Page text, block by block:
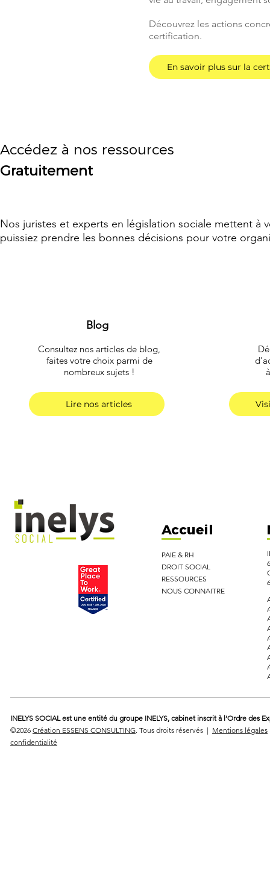
Découvrez les actions
certification.
En savoir plus sur la
Accédez à nos ressources
Gratuitement
Nos juristes et experts en législation sociale mettent à
puissiez prendre les bonnes décisions pour votre
Blog
Consultez nos articles de blog,
faites votre choix parmi de
nombreux sujets !
Lire nos articles
Accueil
PAIE & RH
DROIT SOCIAL
RESSOURCES
NOUS CONNAITRE
INELYS SOCIAL est une entité du groupe INELYS, cabinet inscrit à l’Ordre des
©2026 Création ESSENS CONSULTING. Tous droits réservés | Mentions légales
confidentialité